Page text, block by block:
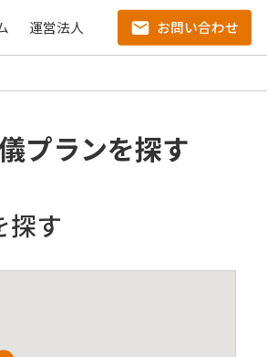
運営法人 お問い合わせ
プランを探す
探す